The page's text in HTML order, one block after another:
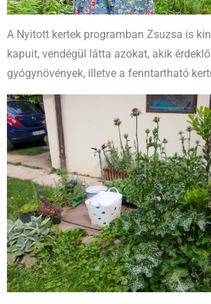
A Nyitott kertek programban Zsuzsa is
kapuit, vendégül látta azokat, akik
gyógynövények, illetve a fenntartható